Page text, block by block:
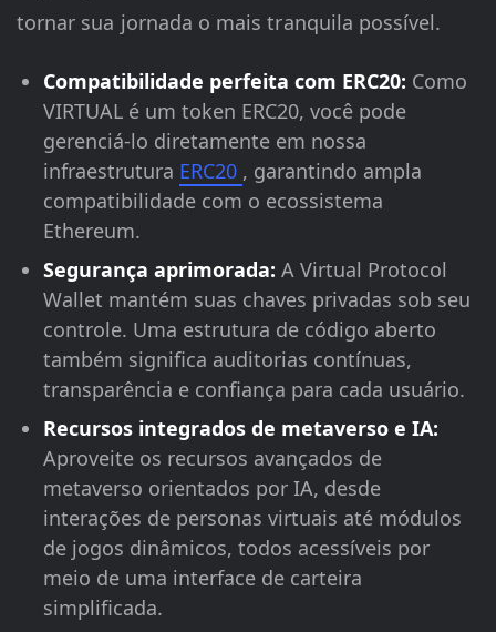
tornar sua jornada o mais tranquila possível.
Compatibilidade perfeita com ERC20: Como
VIRTUAL é um token ERC20, você pode
gerenciá-lo diretamente em nossa
infraestrutura ERC20 , garantindo ampla
compatibilidade com o ecossistema
Ethereum.
Segurança aprimorada: A Virtual Protocol
Wallet mantém suas chaves privadas sob seu
controle. Uma estrutura de código aberto
também significa auditorias contínuas,
transparência e confiança para cada usuário.
Recursos integrados de metaverso e IA:
Aproveite os recursos avançados de
metaverso orientados por IA, desde
interações de personas virtuais até módulos
de jogos dinâmicos, todos acessíveis por
meio de uma interface de carteira
simplificada.